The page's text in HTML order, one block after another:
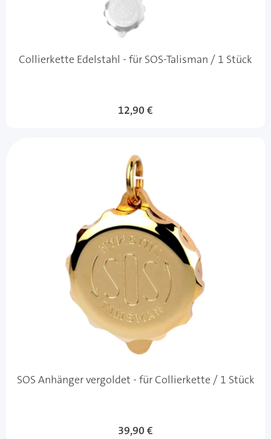
Collierkette Edelstahl - für SOS-Talisman / 1 Stück
12,90 €
SOS Anhänger vergoldet - für Collierkette / 1 Stück
39,90 €